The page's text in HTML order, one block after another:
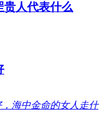
贵人代表什么